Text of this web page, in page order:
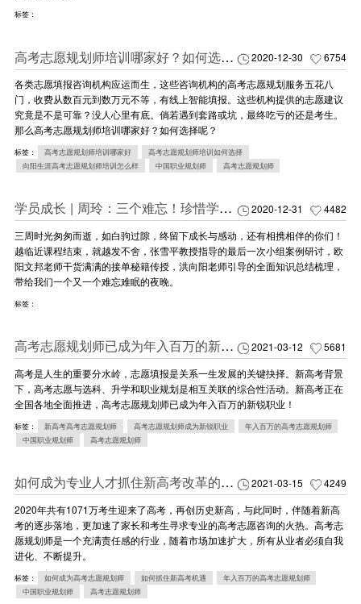
标签：
2020-12-30 6754
高考志愿规划师培训哪家好？如何选择？
各类志愿填报咨询机构应运而生，这些咨询机构的高考志愿规划服务五花八
门，收费从数百元到数万元不等，有线上智能填报。这些机构提供的志愿建议
究竟是不是可靠？没人心里有底。倘若遇到套路或坑，最终吃亏的还是考生。
那么高考志愿规划师培训哪家好？如何选择呢？​​​​​​​
标签： 高考志愿规划师培训哪家好
高考志愿规划师培训如何选择
向阳生涯高考志愿规划师培训怎么样
中国职业规划师 高考志愿规划师
2020-12-31 4482
学员成长 | 周玲：三个难忘！珍惜学缘，永远相伴！
三周时光匆匆而逝，如白驹过隙，终留下成长与感动，还有相携相伴的你们！
越临近课程结束，就越发不舍，张雪平教授指导的最后一次小组案例研讨，欧
阳文邦老师干货满满的接单秘籍传授，洪向阳老师引导的全面知识总结梳理，
带给我们一个又一个难忘难眠的夜晚。
标签：
2021-03-12 5681
高考志愿规划师已成为年入百万的新锐职业
高考是人生的重要分水岭，志愿填报是关系一生发展的关键抉择。新高考背景
下，高考志愿与选科、升学和职业规划是相互关联的综合性活动。新高考正在
全国各地全面推进，高考志愿规划师已成为年入百万的新锐职业！
标签： 新高考高考志愿规划师 高考志愿规划师成为新锐职业
年入百万的高考志愿规划师
中国职业规划师
高考志愿规划师
2021-03-15 4249
如何成为专业人才抓住新高考改革的机遇
2020年共有1071万考生迎来了高考，再创历史新高，与此同时，伴随着新高
考的逐步落地，更加速了家长和考生寻求专业的高考志愿咨询的火热。高考志
愿规划师是一个充满责任感的行业，随着市场加速扩大，所有从业者必须自我
进化、不断提升。
标签： 如何成为高考志愿规划师 如何抓住新高考机遇
年入百万的高考志愿规划师
中国职业规划师
高考志愿规划师